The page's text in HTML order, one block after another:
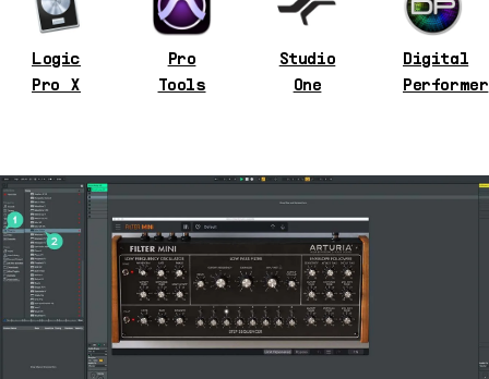
Logic
Pro X
Pro
Tools
Studio
One
Digital
Performer